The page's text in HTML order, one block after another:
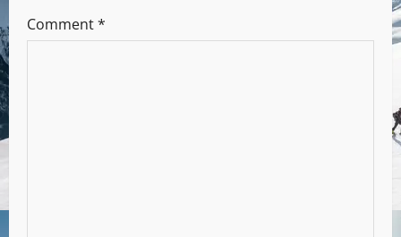
Comment*